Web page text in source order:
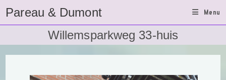
naar
inhoud
Pareau & Dumont Menu
Willemsparkweg 33-huis